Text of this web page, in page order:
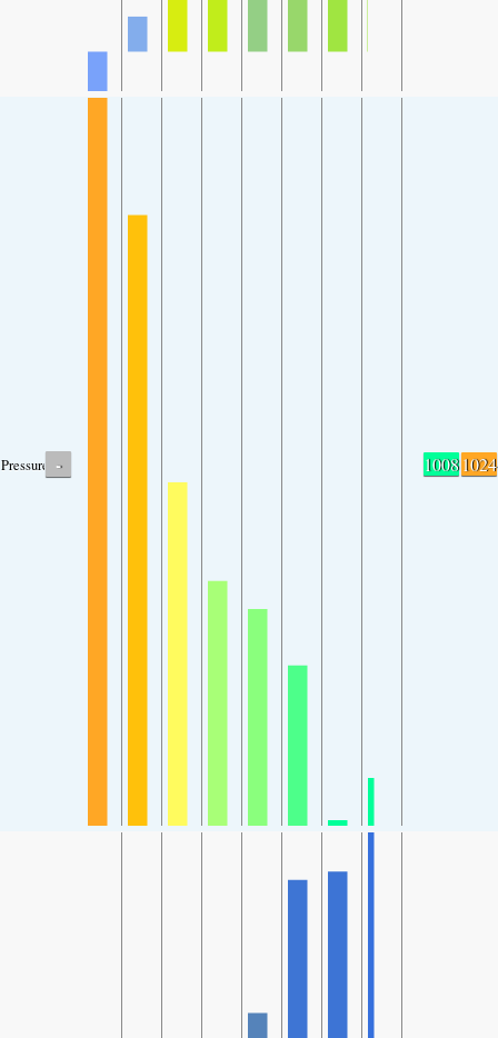
Pressure - 10081024